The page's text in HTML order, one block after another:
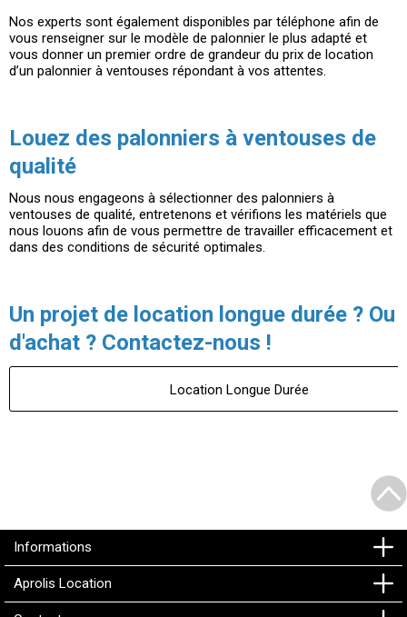
Nos experts sont également disponibles par téléphone afin de
vous renseigner sur le modèle de palonnier le plus adapté et
vous donner un premier ordre de grandeur du prix de location
d’un palonnier à ventouses répondant à vos attentes.
Louez des palonniers à ventouses de
qualité
Nous nous engageons à sélectionner des palonniers à
ventouses de qualité, entretenons et vérifions les matériels que
nous louons afin de vous permettre de travailler efficacement et
dans des conditions de sécurité optimales.
Un projet de location longue durée ? Ou
d'achat ? Contactez-nous !
Location Longue Durée
Informations
Aprolis Location